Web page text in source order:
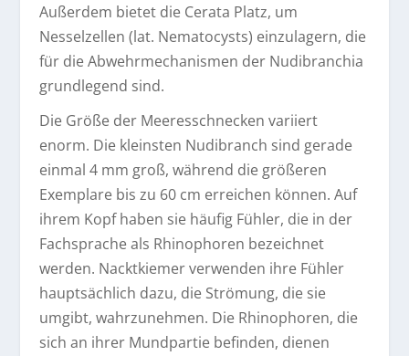
Außerdem bietet die Cerata Platz, um
Nesselzellen (lat. Nematocysts) einzulagern, die
für die Abwehrmechanismen der Nudibranchia
grundlegend sind.
Die Größe der Meeresschnecken variiert
enorm. Die kleinsten Nudibranch sind gerade
einmal 4 mm groß, während die größeren
Exemplare bis zu 60 cm erreichen können. Auf
ihrem Kopf haben sie häufig Fühler, die in der
Fachsprache als Rhinophoren bezeichnet
werden. Nacktkiemer verwenden ihre Fühler
hauptsächlich dazu, die Strömung, die sie
umgibt, wahrzunehmen. Die Rhinophoren, die
sich an ihrer Mundpartie befinden, dienen